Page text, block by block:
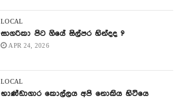
LOCAL
සාගරිකා පිට ගියේ සිල්පර හින්දද ?
APR 24, 2026
LOCAL
භාණ්ඩාගාර කොල්ලය අපි නොකිය හිටියෙ